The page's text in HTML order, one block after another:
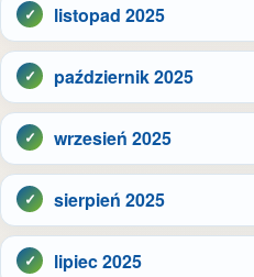
listopad 2025
październik 2025
wrzesień 2025
sierpień 2025
lipiec 2025